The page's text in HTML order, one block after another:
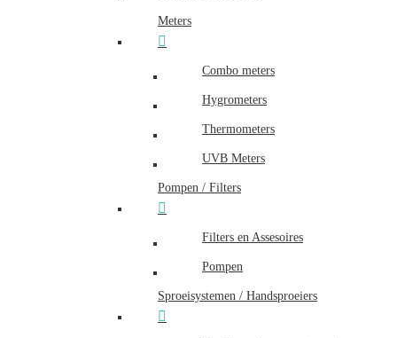
Meters
Combo meters
Hygrometers
Thermometers
UVB Meters
Pompen / Filters
Filters en Assesoires
Pompen
Sproeisystemen / Handsproeiers